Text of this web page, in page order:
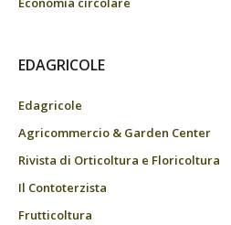
EDAGRICOLE
Edagricole
Agricommercio & Garden Center
Rivista di Orticoltura e Floricoltura
Il Contoterzista
Frutticoltura